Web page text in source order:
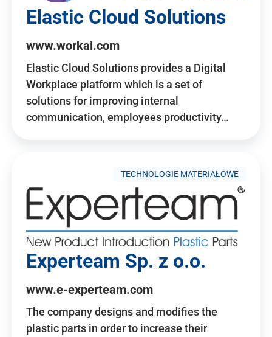
Elastic Cloud Solutions
www.workai.com
Elastic Cloud Solutions provides a Digital
Workplace platform which is a set of
solutions for improving internal
communication, employees productivity…
TECHNOLOGIE MATERIAŁOWE
Experteam Sp. z o.o.
www.e-experteam.com
The company designs and modifies the
plastic parts in order to increase their